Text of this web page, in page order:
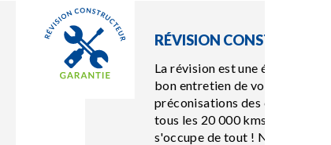
RÉVISION
La révision est une étape
bon entretien de votre
préconisations des
tous les 20 000 kms. Chez
s'occupe de tout ! Notre